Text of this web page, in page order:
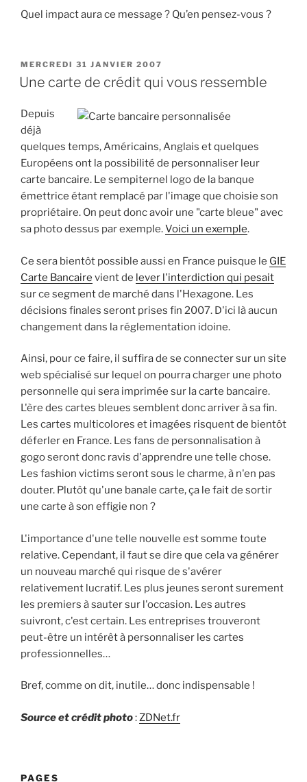
Quel impact aura ce message ? Qu’en pensez-vous ?
PUBLIÉ
LE
MERCREDI 31 JANVIER 2007
Une carte de crédit qui vous ressemble
Depuis
déjà
quelques temps, Américains, Anglais et quelques
Européens ont la possibilité de personnaliser leur
carte bancaire. Le sempiternel logo de la banque
émettrice étant remplacé par l'image que choisie son
propriétaire. On peut donc avoir une "carte bleue" avec
sa photo dessus par exemple.Voici un exemple.
Ce sera bientôt possible aussi en France puisque le GIE
Carte Bancaire vient de lever l'interdiction qui pesait
sur ce segment de marché dans l'Hexagone. Les
décisions finales seront prises fin 2007. D'ici là aucun
changement dans la réglementation idoine.
Ainsi, pour ce faire, il suffira de se connecter sur un site
web spécialisé sur lequel on pourra charger une photo
personnelle qui sera imprimée sur la carte bancaire.
L'ère des cartes bleues semblent donc arriver à sa fin.
Les cartes multicolores et imagées risquent de bientôt
déferler en France. Les fans de personnalisation à
gogo seront donc ravis d'apprendre une telle chose.
Les fashion victims seront sous le charme, à n'en pas
douter. Plutôt qu'une banale carte, ça le fait de sortir
une carte à son effigie non ?
L'importance d'une telle nouvelle est somme toute
relative. Cependant, il faut se dire que cela va générer
un nouveau marché qui risque de s'avérer
relativement lucratif. Les plus jeunes seront surement
les premiers à sauter sur l'occasion. Les autres
suivront, c'est certain. Les entreprises trouveront
peut-être un intérêt à personnaliser les cartes
professionnelles…
Bref, comme on dit, inutile… donc indispensable !
Source et crédit photo: ZDNet.fr
PAGES